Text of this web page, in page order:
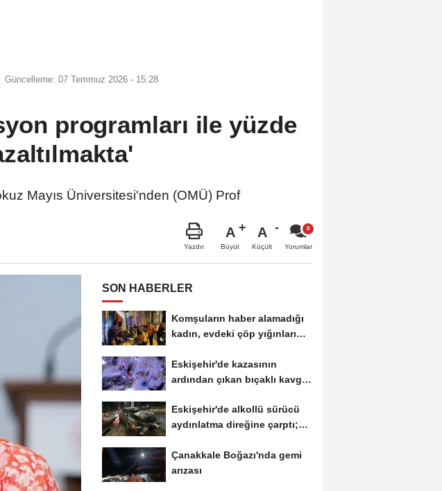
Güncelleme: 07 Temmuz 2026 - 15:28
programları ile yüzde
Mayıs Üniversitesi'nden (OMÜ) Prof
Yazdır
A
Büyüt
A
Küçült Yorumlar
SON HABERLER
Komşuların haber alamadığı
kadın, evdeki çöp yığınları
Eskişehir'de kazasının
ardından çıkan bıçaklı kavga
Eskişehir'de alkollü sürücü
aydınlatma direğine çarptı;
Çanakkale Boğazı'nda gemi
arızası